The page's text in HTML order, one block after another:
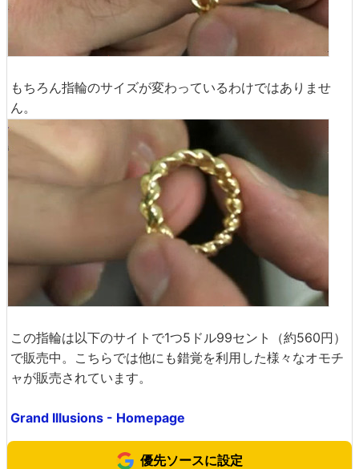
もちろん指輪のサイズが変わっているわけではありませ
ん。
この指輪は以下のサイトで1つ5ドル99セント（約560円）
で販売中。こちらでは他にも錯覚を利用した様々なオモチ
ャが販売されています。
Grand Illusions - Homepage
優先ソースに設定